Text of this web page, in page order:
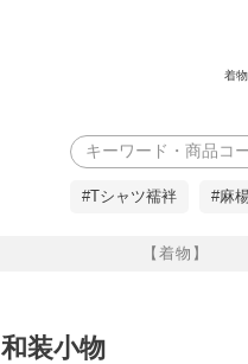
着
【着物】
検索
#Tシャツ襦袢 #麻
和装小物